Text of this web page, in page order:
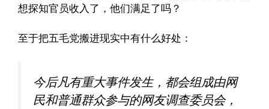
想探知官员收入了，他们满足了吗？
至于把五毛党搬进现实中有什么好处：
今后凡有重大事件发生，都会组成由网
民和普通群众参与的网友调查委员会，